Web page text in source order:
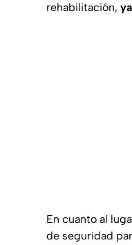
rehabilitación,
En cuanto al
de seguridad